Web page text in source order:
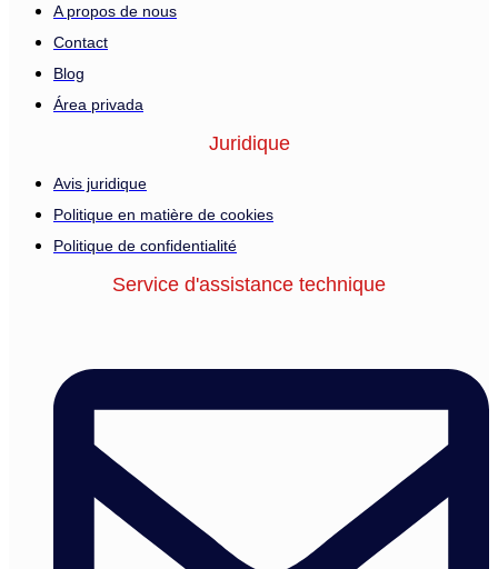
A propos de nous
Contact
Blog
Área privada
Juridique
Avis juridique
Politique en matière de cookies
Politique de confidentialité
Service d'assistance technique